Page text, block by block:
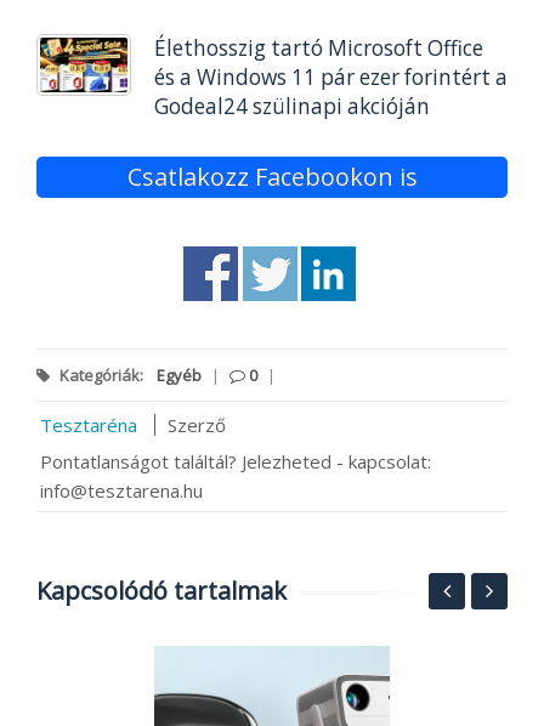
Élethosszig tartó Microsoft Office
és a Windows 11 pár ezer forintért a
Godeal24 szülinapi akcióján
Csatlakozz Facebookon is
Kategóriák: Egyéb | 0 |
Tesztaréna
Szerző
Pontatlanságot találtál? Jelezheted - kapcsolat:
info@tesztarena.hu
Kapcsolódó tartalmak